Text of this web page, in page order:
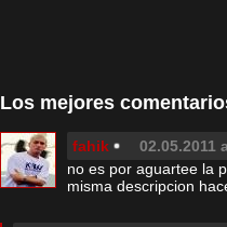
Los mejores
fahik 02.05.2011
no es por aguartee la
misma descripcion